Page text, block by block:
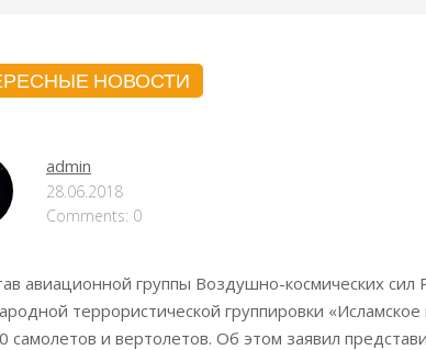
НОВОСТИ
admin
28.06.2018
Comments: 0
авиационной группы Воздушно-космических
террористической группировки
самолетов и вертолетов. Об этом заявил